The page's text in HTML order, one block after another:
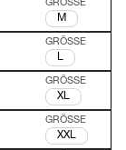
M
L
XL
XXL